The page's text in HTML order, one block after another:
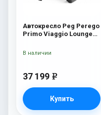
Автокресло Peg Perego
Primo Viaggio Lounge
37 199 e
Купить
В наличии